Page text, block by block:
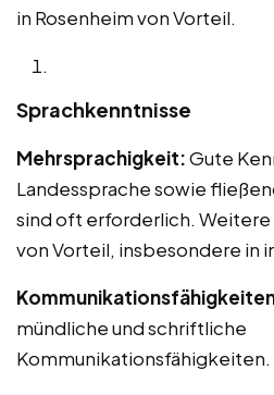
in Rosenheim von Vorteil.
Sprachkenntnisse
Mehrsprachigkeit:Gute
Landessprache sowie
sind oft erforderlich. Weitere
von Vorteil, insbesondere in
mündliche und schriftliche
Kommunikationsfähigkeiten.